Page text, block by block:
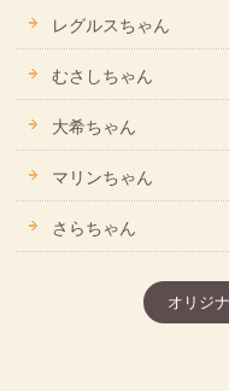
レグルスちゃん
むさしちゃん
大希ちゃん
マリンちゃん
さらちゃん
オリジ